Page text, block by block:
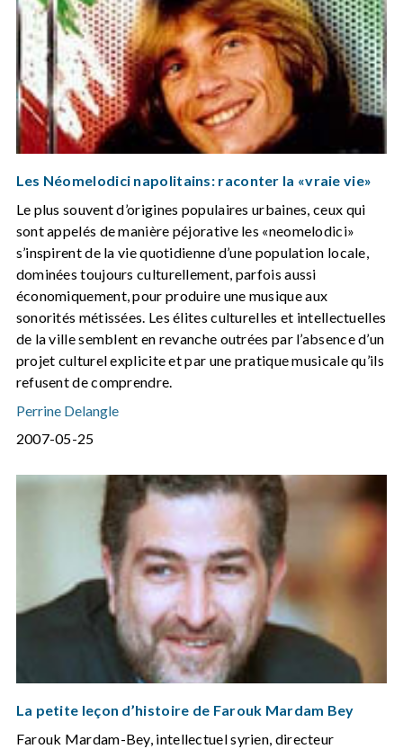
Les Néomelodici napolitains: raconter la «vraie vie»
Le plus souvent d’origines populaires urbaines, ceux qui
sont appelés de manière péjorative les «neomelodici»
s’inspirent de la vie quotidienne d’une population locale,
dominées toujours culturellement, parfois aussi
économiquement, pour produire une musique aux
sonorités métissées. Les élites culturelles et intellectuelles
de la ville semblent en revanche outrées par l’absence d’un
projet culturel explicite et par une pratique musicale qu’ils
refusent de comprendre.
Perrine Delangle
2007-05-25
La petite leçon d’histoire de Farouk Mardam Bey
Farouk Mardam-Bey, intellectuel syrien, directeur